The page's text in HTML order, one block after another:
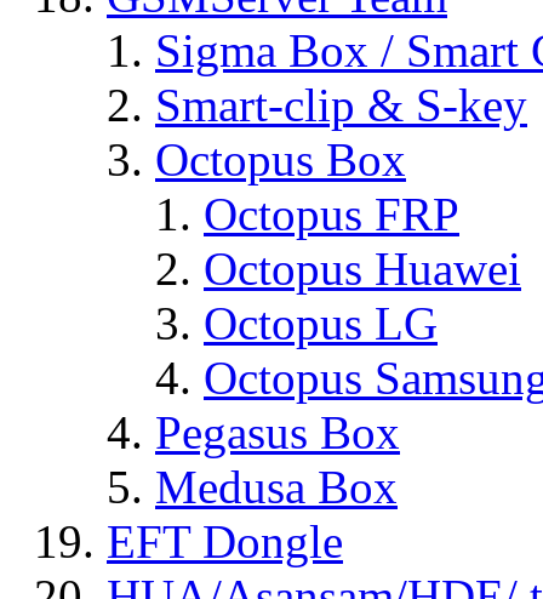
Sigma Box / Smart
Smart-clip & S-key
Octopus Box
Octopus FRP
Octopus Huawei
Octopus LG
Octopus
Pegasus Box
Medusa Box
EFT Dongle